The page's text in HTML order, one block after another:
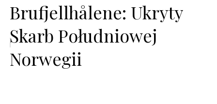
Brufjellhålene: Ukryty
Skarb Południowej
Norwegii